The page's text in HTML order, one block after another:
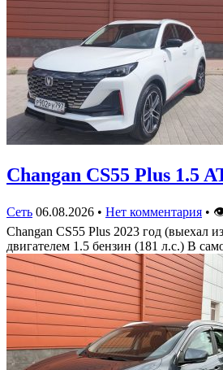
Changan CS55 Plus 1.5
Сеть 06.08.2026 • Нет комментария •
Changan CS55 Plus 2023 год (выехал
двигателем 1.5 бензин (181 л.с.) В